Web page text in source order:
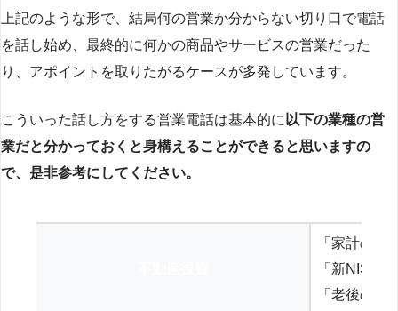
上記のような形で、結局何の営業か分からない切り口で電話
を話し始め、最終的に何かの商品やサービスの営業だった
り、アポイントを取りたがるケースが多発しています。
こういった話し方をする営業電話は基本的に 以下の業種の営
業だと分かっておくと身構えることができると思いますの
で、是非参考にしてください。
「家計の見
「新NISA
「老後の